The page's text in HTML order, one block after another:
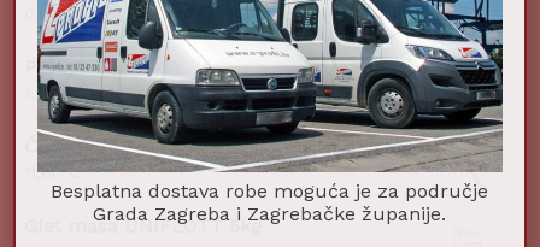
0,28€
PVC gladilica zidarska 300x160mm
1,99€
Čekić bravarski fiber 2k s prstenom 500g
11,60€
Glet masa UNIFLOTT 5kg
Besplatna dostava robe moguća je za područje
Grada Zagreba i Zagrebačke županije.